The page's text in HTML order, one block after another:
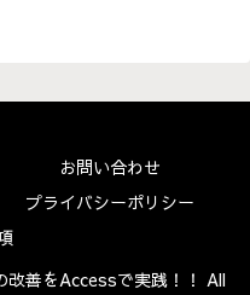
お問い合わせ
プライバシーポリシー
善をAccessで実践！！ All